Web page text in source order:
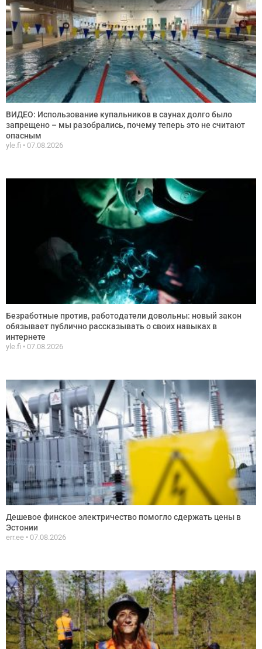
ВИДЕО: Использование купальников в саунах долго было
запрещено – мы разобрались, почему теперь это не считают
опасным
yle.fi 07.08.2026
Безработные против, работодатели довольны: новый закон
обязывает публично рассказывать о своих навыках в
интернете
yle.fi 07.08.2026
Дешевое финское электричество помогло сдержать цены в
Эстонии
err.ee 07.08.2026